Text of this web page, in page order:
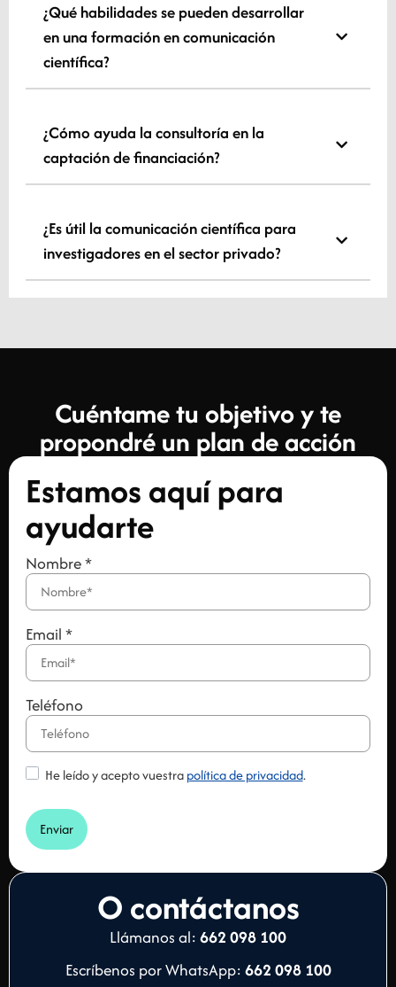
¿Qué habilidades se pueden desarrollar
en una formación en comunicación
científica?
¿Cómo ayuda la consultoría en la
captación de financiación?
¿Es útil la comunicación científica para
investigadores en el sector privado?
Cuéntame tu objetivo y te
propondré un plan de acción
Estamos aquí para
ayudarte
Nombre*
Email *
Teléfono
He leído y acepto vuestrapolítica de privacidad.
Enviar
O contáctanos
Llámanos al: 662 098 100
Escríbenos por WhatsApp: 662 098 100